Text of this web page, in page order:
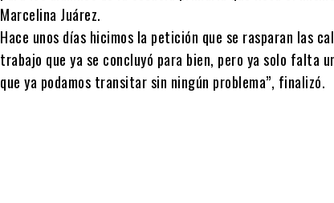
Marcelina Juárez.
Hace unos días hicimos la petición que se rasparan las
trabajo que ya se concluyó para bien, pero ya solo falta
que ya podamos transitar sin ningún problema”, finalizó.